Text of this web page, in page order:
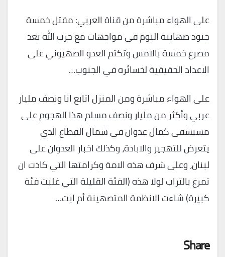
على الهواء مباشرة من قناة العربي: مقتل خمسة
جنود صهاينة اليوم في مواجهات مع حزب الله بعد
مصرع خمسة بالامس وتكتم العدو الصهيوني على
الاعداد الحقيقية لخسائره في الجنوب…
على الهواء مباشرة ومن المنزل اتابع انا ونصف مليار
عربي وأكثر من مليار ونصف مسلم هذا الهجوم على
مستشفى كمال عدوان في شمال القطاع الذي
يتعرض للتهجير والابادة، وكذلك اخبار العدوان على
لبنان، وعلى شرف هذه الامة وكرامتها التي كادت ان
تمرغ بالتراب لولا هذه (الفئة القليلة التي غلبت فئة
كبيرة) شاءت الانظمة المتصهينة أم ابت…
Share